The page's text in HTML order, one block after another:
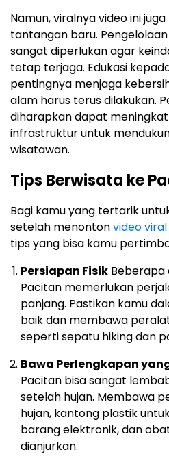
Namun, viralnya video ini
tantangan baru.
sangat diperlukan agar
tetap terjaga. Edukasi
pentingnya menjaga
alam harus terus dilakukan.
diharapkan dapat
infrastruktur untuk
wisatawan.
Tips Berwisata ke
Bagi kamu yang tertarik
setelah menontonvideo viral
tips yang bisa kamu
Persiapan Fisik Beberapa
Pacitan memerlukan
panjang. Pastikan kamu
baik dan membawa
seperti sepatu hiking dan
Bawa Perlengkapan
Pacitan bisa sangat
setelah hujan. Membawa
hujan, kantong plastik
barang elektronik, dan
dianjurkan.